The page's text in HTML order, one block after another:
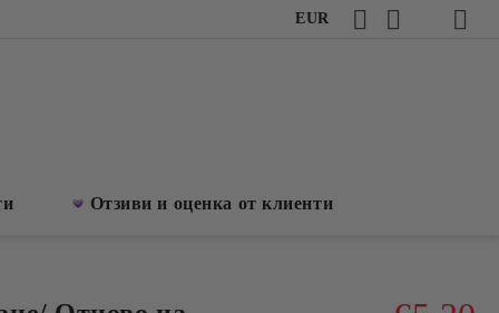
EUR
Отзиви и оценка от клиенти